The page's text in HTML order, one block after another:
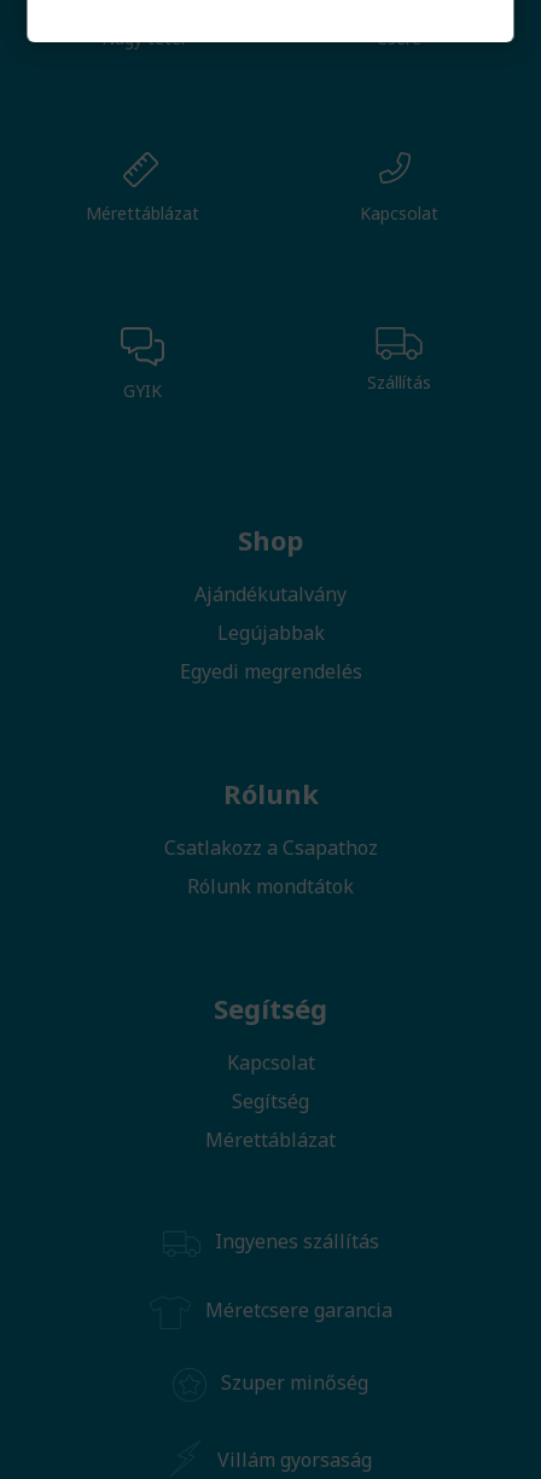
Nagy tétel Csere
Mérettáblázat Kapcsolat
GYIK Szállítás
Shop
Ajándékutalvány
Legújabbak
Egyedi megrendelés
Rólunk
Csatlakozz a Csapathoz
Rólunk mondtátok
Segítség
Kapcsolat
Segítség
Mérettáblázat
Ingyenes szállítás
Méretcsere garancia
Szuper minőség
Villám gyorsaság